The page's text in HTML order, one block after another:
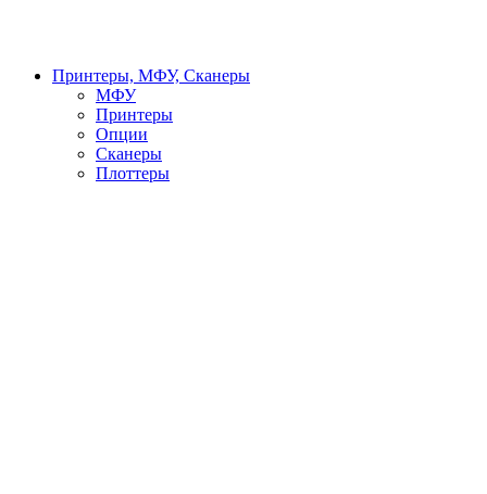
Принтеры, МФУ, Сканеры
МФУ
Принтеры
Опции
Сканеры
Плоттеры